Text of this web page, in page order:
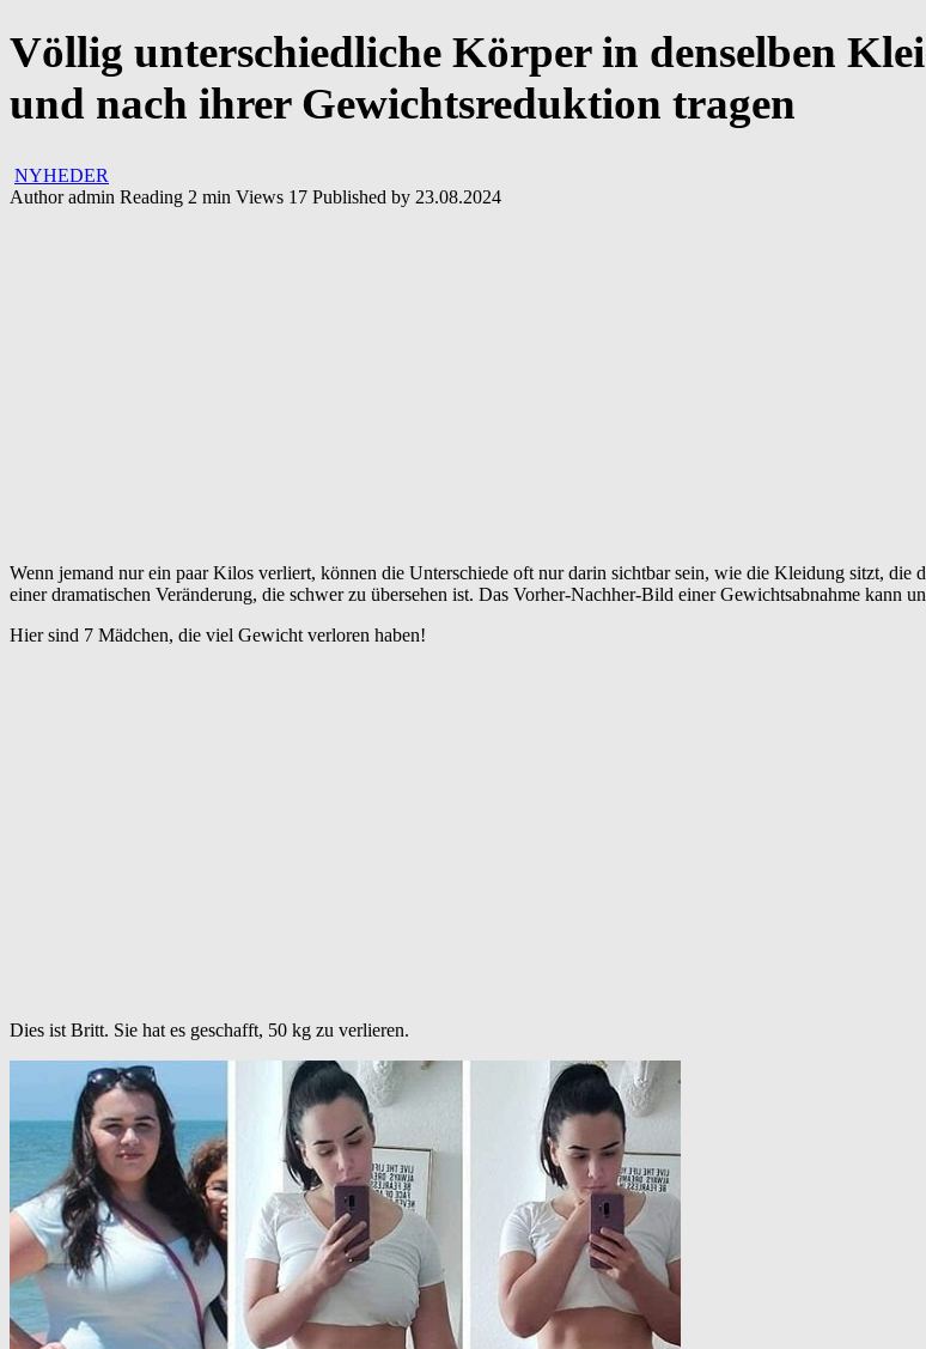
Völlig unterschiedliche Körper in denselben
und nach ihrer Gewichtsreduktion tragen
NYHEDER
Author admin Reading 2 min Views 17 Published by 23.08.2024
Wenn jemand nur ein paar Kilos verliert, können die Unterschiede oft nur darin sichtbar sein, wie die Kleidung sitzt,
einer dramatischen Veränderung, die schwer zu übersehen ist. Das Vorher-Nachher-Bild einer Gewichtsabnahme kann
Hier sind 7 Mädchen, die viel Gewicht verloren haben!
Dies ist Britt. Sie hat es geschafft, 50 kg zu verlieren.